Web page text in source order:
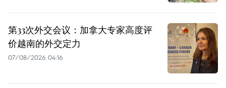
第33次外交会议：加拿大专家高度评
价越南的外交定力
07/08/2026 04:16